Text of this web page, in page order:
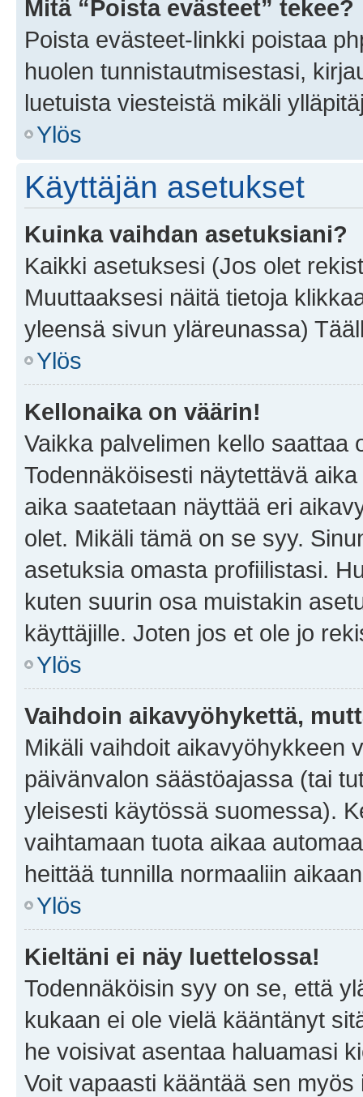
Mitä “Poista evästeet” tekee?
Poista evästeet-linkki poistaa
huolen tunnistautmisestasi,
luetuista viesteistä mikäli
Ylös
Käyttäjän asetukset
Kuinka vaihdan asetuksiani?
Kaikki asetuksesi (Jos olet
Muuttaaksesi näitä tietoja
yleensä sivun yläreunassa)
Ylös
Kellonaika on väärin!
Vaikka palvelimen kello saattaa
Todennäköisesti näytettävä
aika saatetaan näyttää eri
olet. Mikäli tämä on se syy.
asetuksia omasta profiilistasi.
kuten suurin osa muistakin
käyttäjille. Joten jos et ole jo
Ylös
Vaihdoin aikavyöhykettä,
Mikäli vaihdoit aikavyöhykkeen
päivänvalon säästöajassa (tai
yleisesti käytössä suomessa).
vaihtamaan tuota aikaa
heittää tunnilla normaaliin
Ylös
Kieltäni ei näy luettelossa!
Todennäköisin syy on se, että
kukaan ei ole vielä kääntänyt
he voisivat asentaa haluamasi
Voit vapaasti kääntää sen